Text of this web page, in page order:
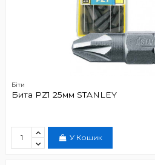
Біти
Бита PZ1 25мм STANLEY
У Кошик